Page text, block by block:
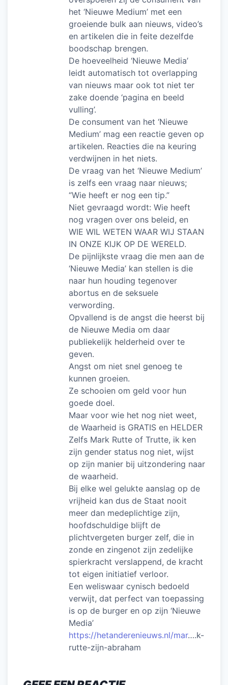
het ‘Nieuwe Medium’ met een
groeiende bulk aan nieuws, video’s
en artikelen die in feite dezelfde
boodschap brengen.
De hoeveelheid ‘Nieuwe Media’
leidt automatisch tot overlapping
van nieuws maar ook tot niet ter
zake doende ‘pagina en beeld
vulling’.
De consument van het ‘Nieuwe
Medium’ mag een reactie geven op
artikelen. Reacties die na keuring
verdwijnen in het niets.
De vraag van het ‘Nieuwe Medium’
is zelfs een vraag naar nieuws;
“Wie heeft er nog een tip.”
Niet gevraagd wordt: Wie heeft
nog vragen over ons beleid, en
WIE WIL WETEN WAAR WIJ STAAN
IN ONZE KIJK OP DE WERELD.
De pijnlijkste vraag die men aan de
‘Nieuwe Media’ kan stellen is die
naar hun houding tegenover
abortus en de seksuele
verwording.
Opvallend is de angst die heerst bij
de Nieuwe Media om daar
publiekelijk helderheid over te
geven.
Angst om niet snel genoeg te
kunnen groeien.
Ze schooien om geld voor hun
goede doel.
Maar voor wie het nog niet weet,
de Waarheid is GRATIS en HELDER
Zelfs Mark Rutte of Trutte, ik ken
zijn gender status nog niet, wijst
op zijn manier bij uitzondering naar
de waarheid.
Bij elke wel gelukte aanslag op de
vrijheid kan dus de Staat nooit
meer dan medeplichtige zijn,
hoofdschuldige blijft de
plichtvergeten burger zelf, die in
zonde en zingenot zijn zedelijke
spierkracht verslappend, de kracht
tot eigen initiatief verloor.
Een weliswaar cynisch bedoeld
verwijt, dat perfect van toepassing
is op de burger en op zijn ‘Nieuwe
Media’
https://hetanderenieuws.nl/mar….k-
rutte-zijn-abraham